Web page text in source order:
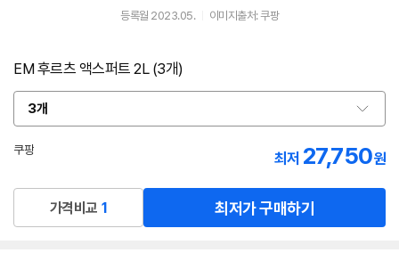
등록월 2023.05. 이미지출처: 쿠팡
EM 후르츠 액스퍼트 2L (3개)
3개
옵
션
선
쿠팡
최저 27,750원
가격비교 1 최저가 구매하기